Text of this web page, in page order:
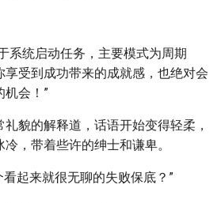
系统启动任务，主要模式为周期
受到成功带来的成就感，也绝对会
机会！”
貌的解释道，话语开始变得轻柔，
，带着些许的绅士和谦卑。
看起来就很无聊的失败保底？”